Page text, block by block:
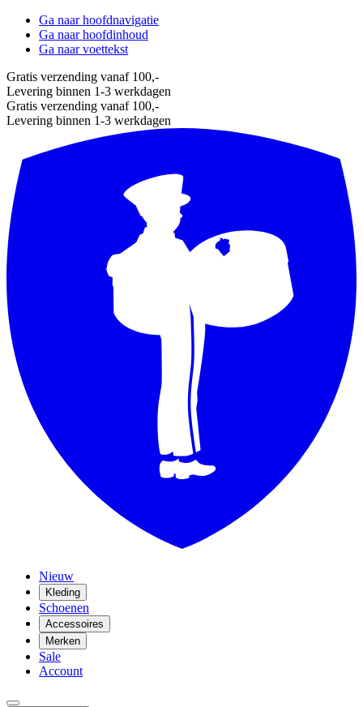
Ga naar hoofdnavigatie
Ga naar hoofdinhoud
Ga naar voettekst
Gratis verzending vanaf 100,-
Levering binnen 1-3 werkdagen
Gratis verzending vanaf 100,-
Levering binnen 1-3 werkdagen
Nieuw
Kleding
Schoenen
Accessoires
Merken
Sale
Account